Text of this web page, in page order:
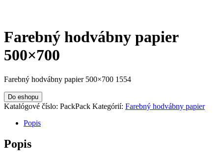
Farebný hodvábny papier
500×700
Farebný hodvábny papier 500×700 1554
Do eshopu
Katalógové číslo: PackPack Kategórií: Farebný hodvábny papier
Popis
Popis